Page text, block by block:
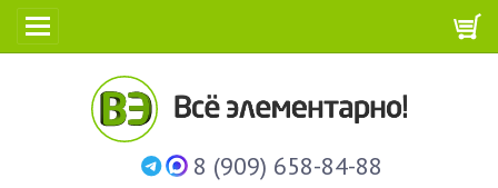
8 (909) 658-84-88